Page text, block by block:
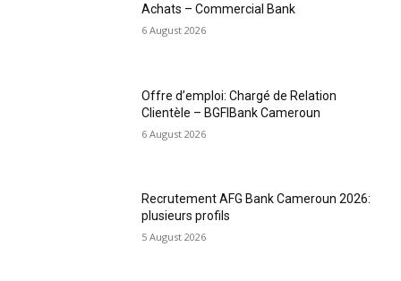
Achats – Commercial Bank
6 August 2026
Offre d’emploi: Chargé de Relation
Clientèle – BGFIBank Cameroun
6 August 2026
Recrutement AFG Bank Cameroun 2026:
plusieurs profils
5 August 2026